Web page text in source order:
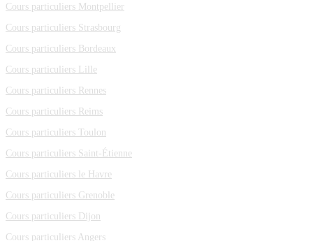
Cours particuliers Montpellier
Cours particuliers Strasbourg
Cours particuliers Bordeaux
Cours particuliers Lille
Cours particuliers Rennes
Cours particuliers Reims
Cours particuliers Toulon
Cours particuliers Saint-Étienne
Cours particuliers le Havre
Cours particuliers Grenoble
Cours particuliers Dijon
Cours particuliers Angers